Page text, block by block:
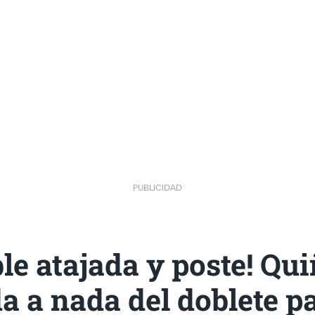
PUBLICIDAD
atajada y poste!
a nada del doblete